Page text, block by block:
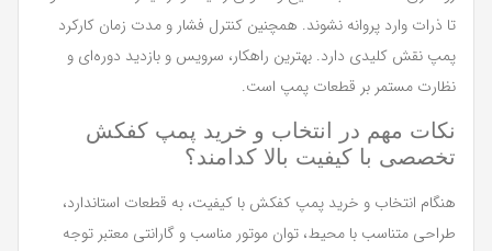
تا ذرات وارد پروانه نشوند. همچنین کنترل فشار و مدت زمان کارکرد
پمپ نقش کلیدی دارد. بهترین راهکار، سرویس و بازدید دوره‌ای و
نظارت مستمر بر قطعات پمپ است.
نکات مهم در انتخاب و خرید پمپ کفکش
تخصصی با کیفیت بالا کدامند؟
هنگام انتخاب و خرید پمپ کفکش با کیفیت، به قطعات استاندارد،
طراحی متناسب با محیط، توان موتور مناسب و گارانتی معتبر توجه